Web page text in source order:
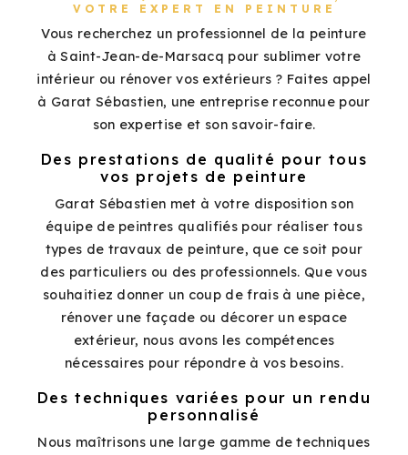
VOTRE EXPERT EN PEINTURE
Vous recherchez un professionnel de la peinture
à Saint-Jean-de-Marsacq pour sublimer votre
intérieur ou rénover vos extérieurs ? Faites appel
à Garat Sébastien, une entreprise reconnue pour
son expertise et son savoir-faire.
Des prestations de qualité pour tous
vos projets de peinture
Garat Sébastien met à votre disposition son
équipe de peintres qualifiés pour réaliser tous
types de travaux de peinture, que ce soit pour
des particuliers ou des professionnels. Que vous
souhaitiez donner un coup de frais à une pièce,
rénover une façade ou décorer un espace
extérieur, nous avons les compétences
nécessaires pour répondre à vos besoins.
Des techniques variées pour un rendu
personnalisé
Nous maîtrisons une large gamme de techniques